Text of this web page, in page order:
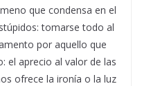
que condensa en el
tomarse todo al
por aquello que
el aprecio al valor de las
ofrece la ironía o la luz